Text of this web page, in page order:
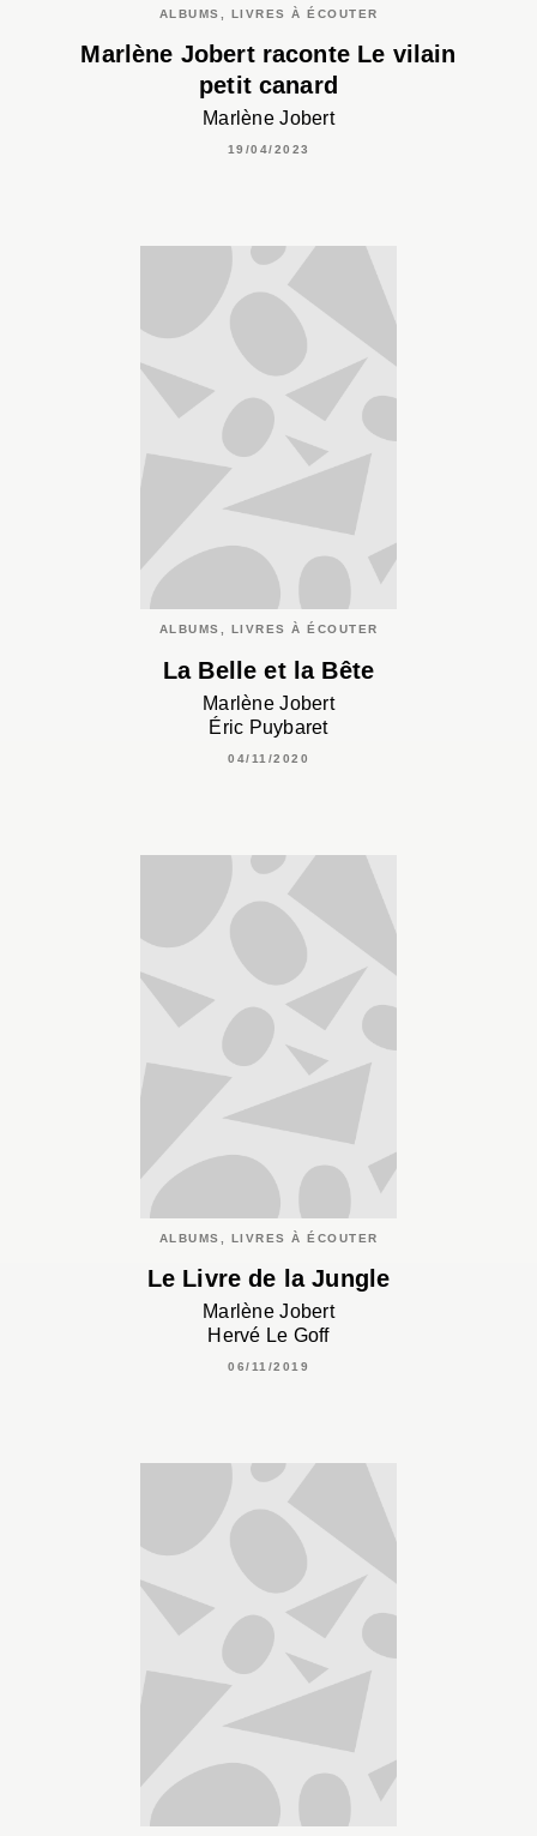
ALBUMS, LIVRES À ÉCOUTER
Marlène Jobert raconte Le vilain
petit canard
Marlène Jobert
19/04/2023
ALBUMS, LIVRES À ÉCOUTER
La Belle et la Bête
Marlène Jobert
Éric Puybaret
04/11/2020
ALBUMS, LIVRES À ÉCOUTER
Le Livre de la Jungle
Marlène Jobert
Hervé Le Goff
06/11/2019